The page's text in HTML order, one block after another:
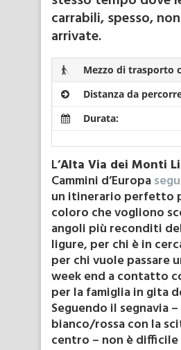
carrabili, spesso,
arrivate.
Mezzo di trasporto
Distanza da
Durata:
L’Alta Via dei Monti
Cammini d’Europa
un itinerario perfetto
coloro che vogliono
angoli più reconditi
ligure, per chi è in
per chi vuole passare
week end a contatto
per la famiglia in gita
Seguendo il segnavia
bianco/rossa con la
centro – non è